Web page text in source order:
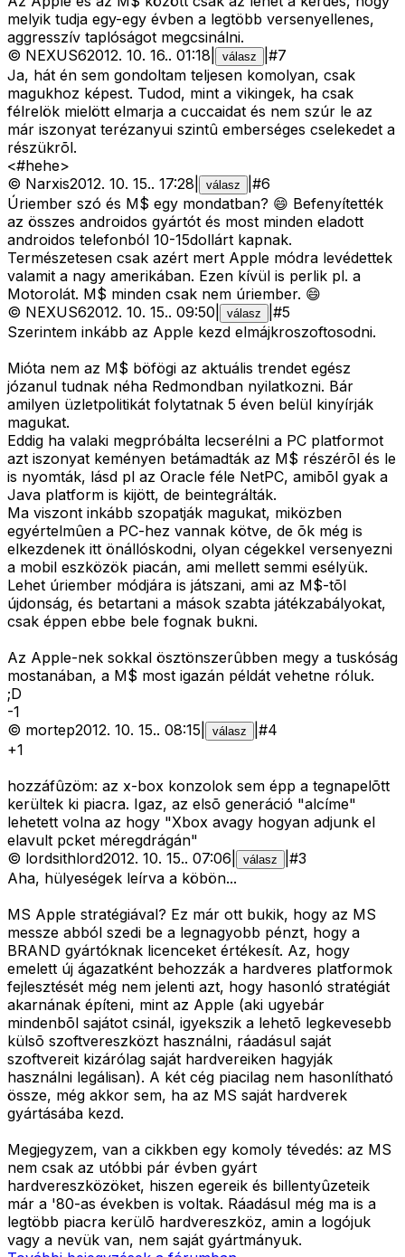
melyik tudja egy-egy évben a legtöbb versenyellenes,
aggresszív taplóságot megcsinálni.
© NEXUS62012. 10. 16.. 01:18 válasz #7
Ja, hát én sem gondoltam teljesen komolyan, csak
magukhoz képest. Tudod, mint a vikingek, ha csak
félrelök mielött elmarja a cuccaidat és nem szúr le az
már iszonyat terézanyui szintû emberséges cselekedet a
részükrõl.
<#hehe>
© Narxis2012. 10. 15.. 17:28 válasz #6
Úriember szó és M$ egy mondatban? 😄 Befenyítették
az összes androidos gyártót és most minden eladott
androidos telefonból 10-15dollárt kapnak.
Természetesen csak azért mert Apple módra levédettek
valamit a nagy amerikában. Ezen kívül is perlik pl. a
Motorolát. M$ minden csak nem úriember. 😄
© NEXUS62012. 10. 15.. 09:50 válasz #5
Szerintem inkább az Apple kezd elmájkroszoftosodni.
Mióta nem az M$ böfögi az aktuális trendet egész
józanul tudnak néha Redmondban nyilatkozni. Bár
amilyen üzletpolitikát folytatnak 5 éven belül kinyírják
magukat.
Eddig ha valaki megpróbálta lecserélni a PC platformot
azt iszonyat keményen betámadták az M$ részérõl és le
is nyomták, lásd pl az Oracle féle NetPC, amibõl gyak a
Java platform is kijött, de beintegrálták.
Ma viszont inkább szopatják magukat, miközben
egyértelmûen a PC-hez vannak kötve, de õk még is
elkezdenek itt önállóskodni, olyan cégekkel versenyezni
a mobil eszközök piacán, ami mellett semmi esélyük.
Lehet úriember módjára is játszani, ami az M$-tõl
újdonság, és betartani a mások szabta játékzabályokat,
csak éppen ebbe bele fognak bukni.
Az Apple-nek sokkal ösztönszerûbben megy a tuskóság
mostanában, a M$ most igazán példát vehetne róluk.
;D
-1
© mortep2012. 10. 15.. 08:15 válasz #4
+1
hozzáfûzöm: az x-box konzolok sem épp a tegnapelõtt
kerültek ki piacra. Igaz, az elsõ generáció "alcíme"
lehetett volna az hogy "Xbox avagy hogyan adjunk el
elavult pcket méregdrágán"
© lordsithlord2012. 10. 15.. 07:06 válasz #3
Aha, hülyeségek leírva a köbön...
MS Apple stratégiával? Ez már ott bukik, hogy az MS
messze abból szedi be a legnagyobb pénzt, hogy a
BRAND gyártóknak licenceket értékesít. Az, hogy
emelett új ágazatként behozzák a hardveres platformok
fejlesztését még nem jelenti azt, hogy hasonló stratégiát
akarnának építeni, mint az Apple (aki ugyebár
mindenbõl sajátot csinál, igyekszik a lehetõ legkevesebb
külsõ szoftvereszközt használni, ráadásul saját
szoftvereit kizárólag saját hardvereiken hagyják
használni legálisan). A két cég piacilag nem hasonlítható
össze, még akkor sem, ha az MS saját hardverek
gyártásába kezd.
Megjegyzem, van a cikkben egy komoly tévedés: az MS
nem csak az utóbbi pár évben gyárt
hardvereszközöket, hiszen egereik és billentyûzeteik
már a '80-as években is voltak. Ráadásul még ma is a
legtöbb piacra kerülõ hardvereszköz, amin a logójuk
vagy a nevük van, nem saját gyártmányuk.